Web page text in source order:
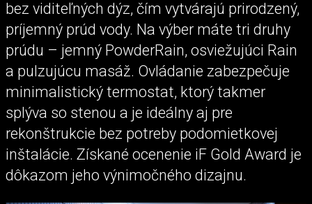
bez viditeľných dýz, čím vytvárajú prirodzený,
príjemný prúd vody. Na výber máte tri druhy
prúdu – jemný PowderRain, osviežujúci Rain
a pulzujúcu masáž. Ovládanie zabezpečuje
minimalistický termostat, ktorý takmer
splýva so stenou a je ideálny aj pre
rekonštrukcie bez potreby podomietkovej
inštalácie. Získané ocenenie iF Gold Award je
dôkazom jeho výnimočného dizajnu.